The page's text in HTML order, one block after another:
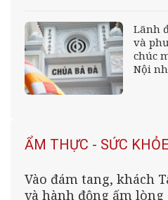
Lãnh
và
chúc
Nội
ẨM THỰC - SỨC KHỎE
Vào đám tang, khách
và hành động ấm lòng